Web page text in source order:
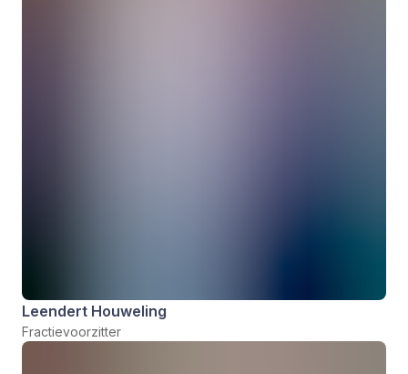
Leendert Houweling
Fractievoorzitter